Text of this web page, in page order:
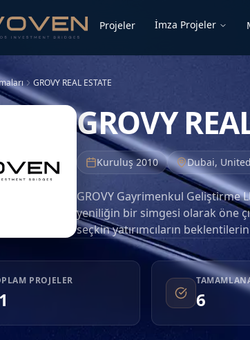
Projeler İmza Projeler
GROVY REAL ESTATE
GROVY
Kuruluş 2010 Dubai,
GROVY Gayrimenkul Geliştirme
yeniliğin bir simgesi olarak öne
seçkin yatırımcıların
sınıf bir geliştirici olarak kendini
projeler sunma konusunda
mükemmellik için bir tutku
odaklanan GROVY, sektörde
geliştirmesinin en yüksek kalite
Dubai'deki stratejik varlığı,
PROJELER
6